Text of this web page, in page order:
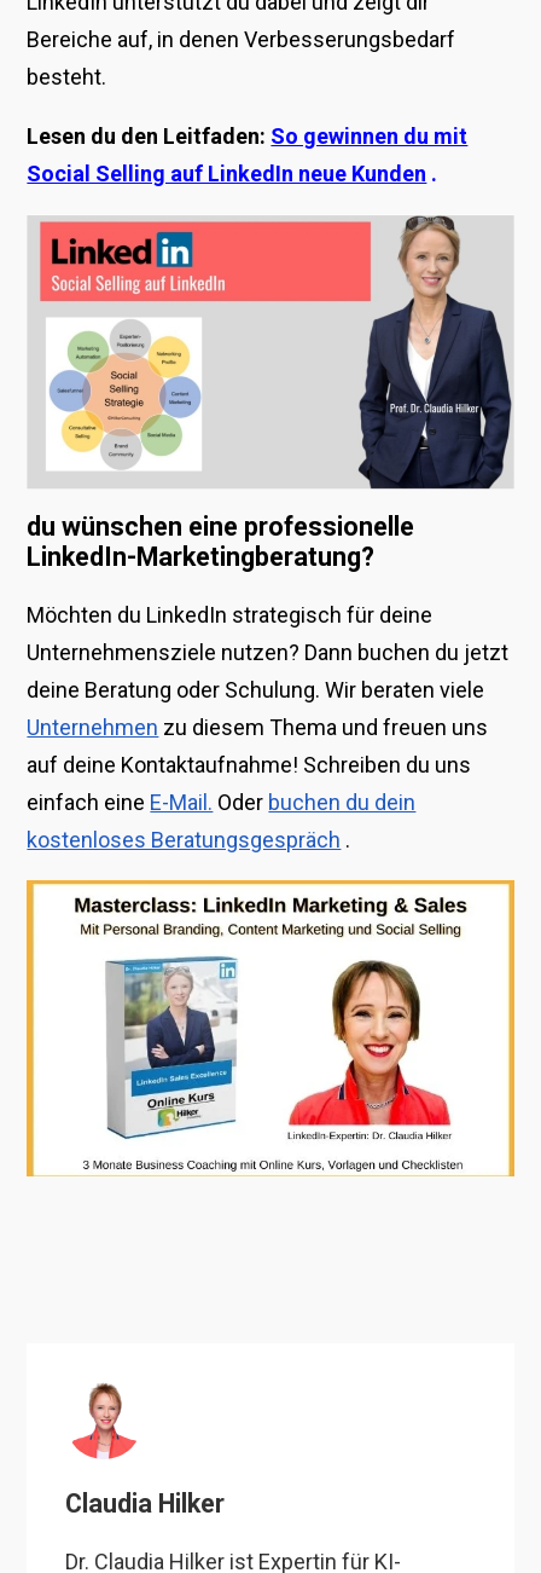
Bereiche auf, in denen Verbesserungsbedarf
besteht.
Lesen du den Leitfaden: So gewinnen du mit
Social Selling auf LinkedIn neue Kunden .
du wünschen eine professionelle
LinkedIn-Marketingberatung?
Möchten du LinkedIn strategisch für deine
Unternehmensziele nutzen? Dann buchen du jetzt
deine Beratung oder Schulung. Wir beraten viele
Unternehmen zu diesem Thema und freuen uns
auf deine Kontaktaufnahme! Schreiben du uns
einfach eine E-Mail. Oder buchen du dein
kostenloses Beratungsgespräch .
Claudia Hilker
Dr. Claudia Hilker ist Expertin für KI-